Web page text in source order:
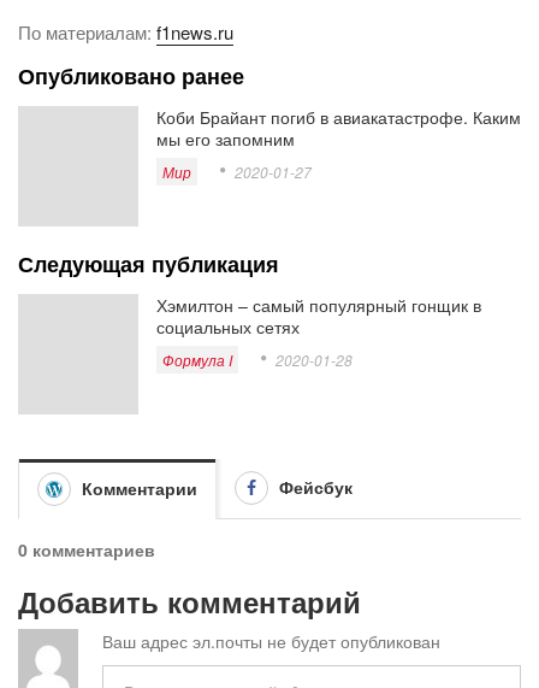
По материалам: f1news.ru
Опубликовано ранее
Коби Брайант погиб в авиакатастрофе. Каким
мы его запомним
Мир 2020-01-27
Следующая публикация
Хэмилтон – самый популярный гонщик в
социальных сетях
Формула I 2020-01-28
Комментарии Фейсбук
0 комментариев
Добавить комментарий
Ваш адрес эл.почты не будет опубликован